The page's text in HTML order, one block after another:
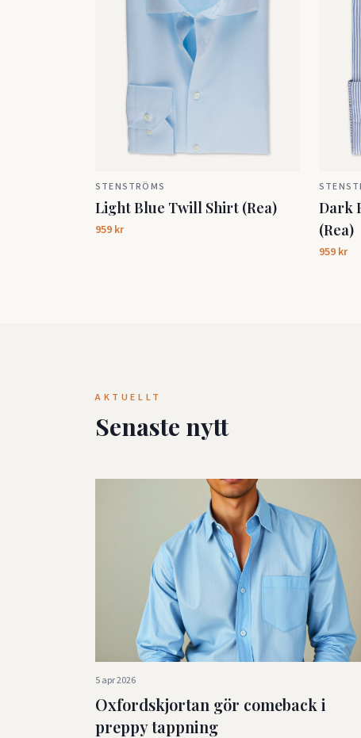
STENSTRÖMS
Light Blue Twill Shirt (Rea)
959 kr
Dark
(Rea)
959 kr
AKTUELLT
Senaste nytt
5 apr 2026
Oxfordskjortan gör comeback i
preppy tappning